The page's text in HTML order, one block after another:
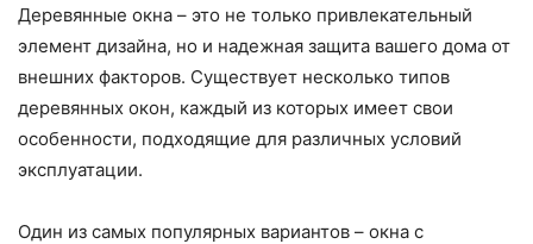
Деревянные окна – это не только привлекательный
элемент дизайна, но и надежная защита вашего дома от
внешних факторов. Существует несколько типов
деревянных окон, каждый из которых имеет свои
особенности, подходящие для различных условий
эксплуатации.
Один из самых популярных вариантов – окна с